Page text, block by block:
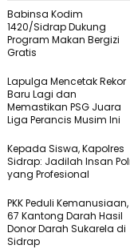
Babinsa Kodim
1420/Sidrap Dukung
Program Makan Bergizi
Gratis
Lapulga Mencetak Rekor
Baru Lagi dan
Memastikan PSG Juara
Liga Perancis Musim Ini
Kepada Siswa, Kapolres
Sidrap: Jadilah Insan
yang Profesional
PKK Peduli Kemanusiaan,
67 Kantong Darah Hasil
Donor Darah Sukarela di
Sidrap